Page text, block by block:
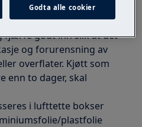
bør lagres
og høy luftfuktighet.
fjærfe godt inn slik at det
og forurensning av
overflater. Kjøtt som
enn to dager, skal
i lufttette bokser
plastfolie
Godta alle cookier